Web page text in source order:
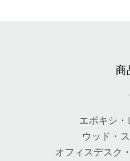
商
エポキシ
ウッド・
オフィスデスク